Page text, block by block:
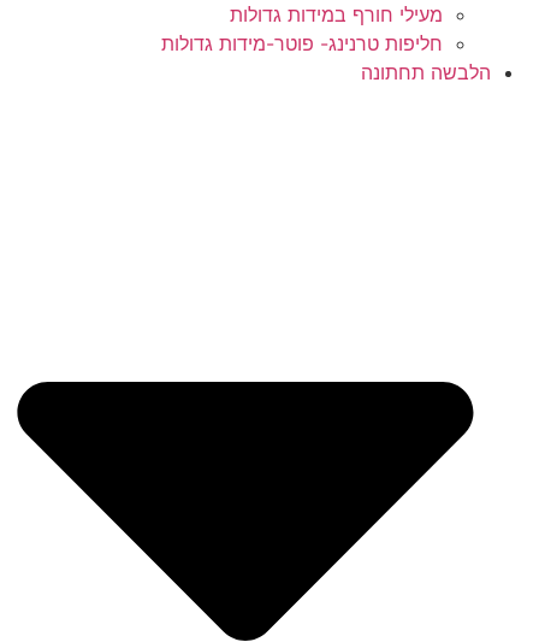
מעילי חורף במידות גדולות
חליפות טרנינג- פוטר-מידות גדולות
הלבשה תחתונה